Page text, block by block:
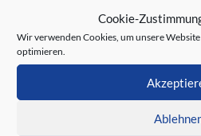
Cookie-
Wir verwenden Cookies, um unsere
optimieren.
Gieringer von der Fa. Gieringer